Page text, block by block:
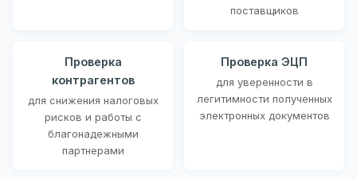
поставщиков
Проверка
контрагентов
для снижения налоговых
рисков и работы с
благонадежными
партнерами
Проверка ЭЦП
для уверенности в
легитимности полученных
электронных документов